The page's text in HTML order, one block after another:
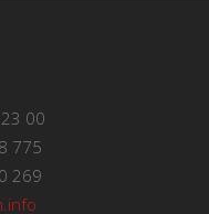
00
775
269